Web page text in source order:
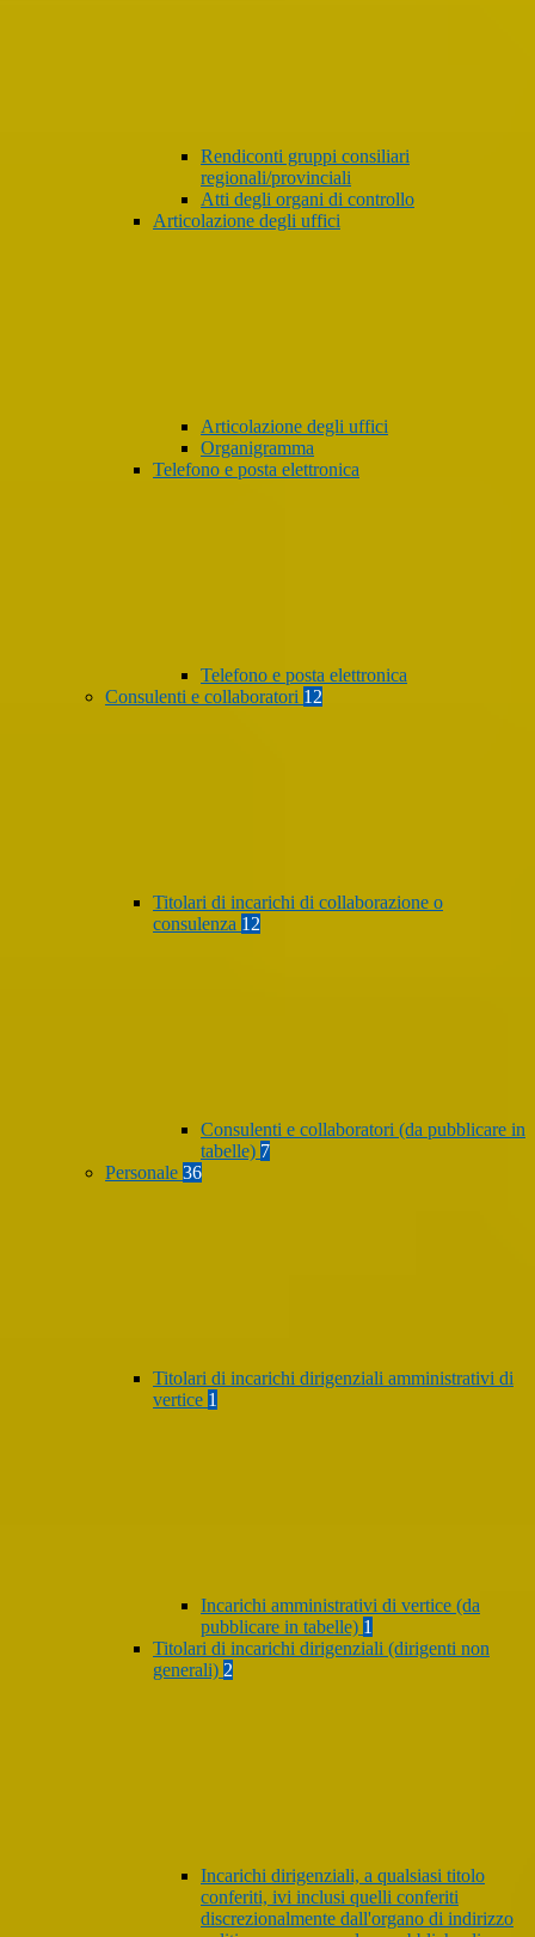
Rendiconti gruppi consiliari
regionali/provinciali
Atti degli organi di controllo
Articolazione degli uffici
Articolazione degli uffici
Organigramma
Telefono e posta elettronica
Telefono e posta elettronica
Consulenti e collaboratori 12
Titolari di incarichi di collaborazione o
consulenza 12
Consulenti e collaboratori (da pubblicare in
tabelle) 7
Personale 36
Titolari di incarichi dirigenziali amministrativi di
vertice 1
Incarichi amministrativi di vertice (da
pubblicare in tabelle) 1
Titolari di incarichi dirigenziali (dirigenti non
generali) 2
Incarichi dirigenziali, a qualsiasi titolo
conferiti, ivi inclusi quelli conferiti
discrezionalmente dall'organo di indirizzo